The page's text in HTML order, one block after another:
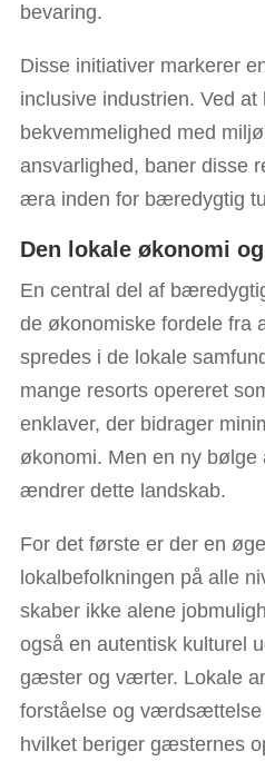
bevaring.
Disse initiativer markerer
inclusive industrien. Ved
bekvemmelighed med
ansvarlighed, baner disse
æra inden for bæredygtig
Den lokale økonomi
En central del af
de økonomiske fordele fra
spredes i de lokale
mange resorts opereret
enklaver, der bidrager
økonomi. Men en ny
ændrer dette landskab.
For det første er der en
lokalbefolkningen på alle
skaber ikke alene
også en autentisk kulturel
gæster og værter. Lokale
forståelse og værdsættelse
hvilket beriger gæsternes